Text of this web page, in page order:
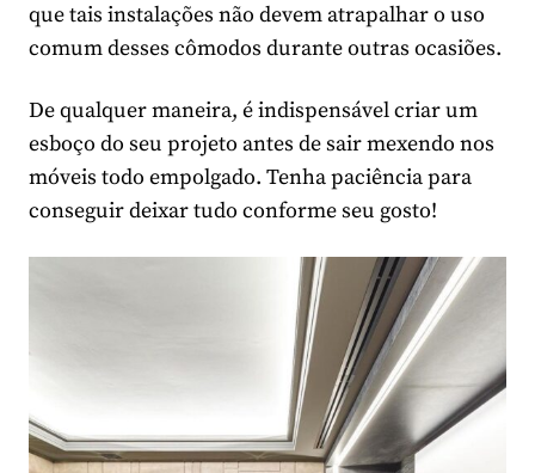
que tais instalações não devem atrapalhar o uso
comum desses cômodos durante outras ocasiões.
De qualquer maneira, é indispensável criar um
esboço do seu projeto antes de sair mexendo nos
móveis todo empolgado. Tenha paciência para
conseguir deixar tudo conforme seu gosto!